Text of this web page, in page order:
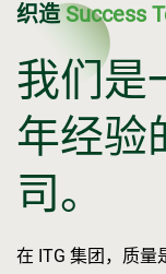
织造Success
我们是
年经验
司。
在 ITG 集团，质量